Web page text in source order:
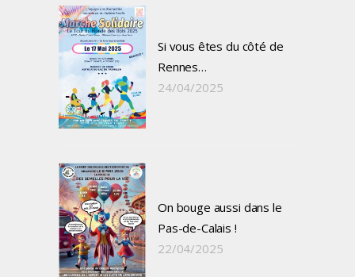
Si vous êtes du côté de
Rennes…
24/04/2025
On bouge aussi dans le
Pas-de-Calais !
22/04/2025